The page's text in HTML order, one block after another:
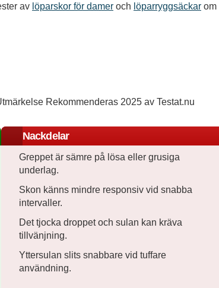
av löparskor för damer och löparryggsäckar om
Nackdelar
Greppet är sämre på lösa eller grusiga
underlag.
Skon känns mindre responsiv vid snabba
intervaller.
Det tjocka droppet och sulan kan kräva
tillvänjning.
Yttersulan slits snabbare vid tuffare
användning.